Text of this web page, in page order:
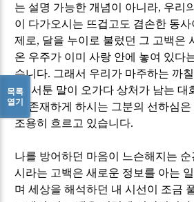
는 설명 가능한 개념이 아니라, 우리
이 다가오시는 뜨겁고도 겸손한 동
제로, 달을 누이로 불렀던 그 고백은
온 우주가 이미 사랑 안에 놓여 있다
습니다. 그래서 우리가 마주하는 까
도
,서툰 말이 오가다 상처가 남는 대
을 존재하게 하시는 그분의 선하심은
조용히 흐르고 있습니다.
나를 방어하던 마음이 느슨해지는 순
시라는 고백은 새로운 정보를 아는
며 세상을 해석하던 내 시선이 조금
목록
열기